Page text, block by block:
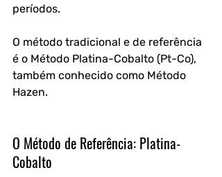
períodos.
O método tradicional e de referência
é o Método Platina-Cobalto (Pt-Co),
também conhecido como Método
Hazen.
O Método de Referência: Platina-
Cobalto